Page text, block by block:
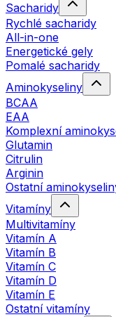
Sacharidy
Rychlé sacharidy
All-in-one
Energetické gely
Pomalé sacharidy
Aminokyseliny
BCAA
EAA
Komplexní
Glutamin
Citrulin
Arginin
Ostatní
Vitamíny
Multivitamíny
Vitamín A
Vitamín B
Vitamín C
Vitamín D
Vitamín E
Ostatní vitamíny